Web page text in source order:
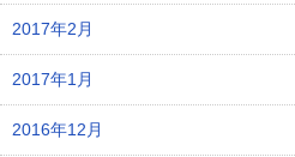
2017年2月
2017年1月
2016年12月